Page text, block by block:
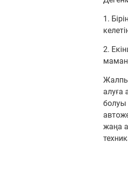
1.
2.
Жалпы
алуға
болуы
жаңа